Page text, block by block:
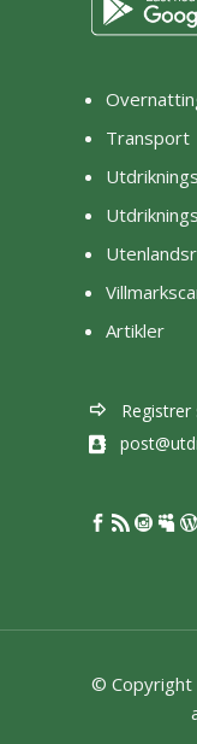
Transport
Artikler
Registrer
©